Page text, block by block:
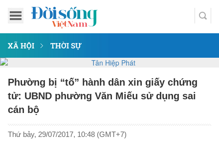
XÃ HỘI THỜI SỰ
Phường bị “tố” hành dân xin giấy chứng
tử: UBND phường Văn Miếu sử dụng sai
cán bộ
Thứ bảy, 29/07/2017, 10:48 (GMT+7)